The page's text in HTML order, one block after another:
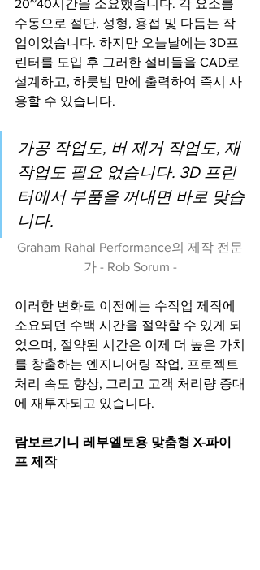
20~40시간을 소요했습니다. 각 요소를
수동으로 절단, 성형, 용접 및 다듬는 작
업이었습니다. 하지만 오늘날에는 3D프
린터를 도입 후 그러한 설비들을 CAD로
설계하고, 하룻밤 만에 출력하여 즉시 사
용할 수 있습니다.
가공 작업도, 버 제거 작업도, 재
작업도 필요 없습니다. 3D 프린
터에서 부품을 꺼내면 바로 맞습
니다.
Graham Rahal Performance의 제작 전문
가 - Rob Sorum -
이러한 변화로 이전에는 수작업 제작에
소요되던 수백 시간을 절약할 수 있게 되
었으며, 절약된 시간은 이제 더 높은 가치
를 창출하는 엔지니어링 작업, 프로젝트
처리 속도 향상, 그리고 고객 처리량 증대
에 재투자되고 있습니다.
람보르기니 레부엘토용 맞춤형 X-파이
프 제작